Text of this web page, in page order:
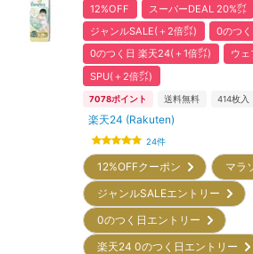
12%OFF スーパーDEAL 20%㌽
ジャンルSALE(＋2倍㌽)
0のつ
0のつく日 楽天24(＋1倍㌽)
ウェ
SPU(＋2倍㌽)
7078ポイント 送料無料 414枚入
楽天24 (Rakuten)
24件
12%OFFクーポン
マラ
ジャンルSALEエントリー
0のつく日エントリー
楽天24 0のつく日エントリー